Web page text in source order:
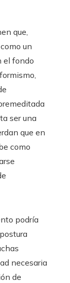
que,
un
el fondo
ser una
que en
como
podría
necesaria
de